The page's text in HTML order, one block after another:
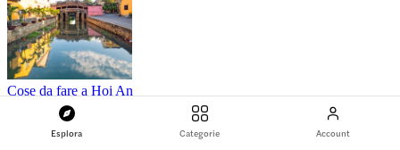
Esplora Categorie Account
Cose da fare a Hoi An